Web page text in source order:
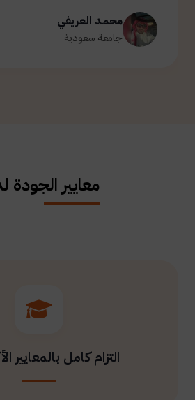
محمد العريفي
جامعة سعودية
معايير الجودة
التزام كامل بالمعايير